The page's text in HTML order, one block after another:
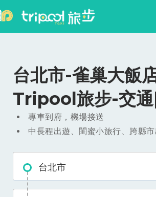
台北市-雀巢大飯
Tripool旅步-交
專車到府，機場接送
中長程出遊、閨蜜小旅行、跨縣
台北市